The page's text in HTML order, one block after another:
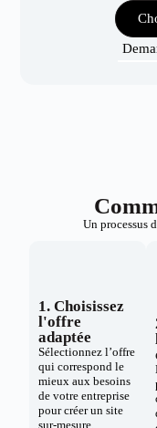
Un processus
1. Choisissez
l'offre
adaptée
Sélectionnez l’offre
qui correspond le
mieux aux besoins
de votre entreprise
pour créer un site
sur-mesure.